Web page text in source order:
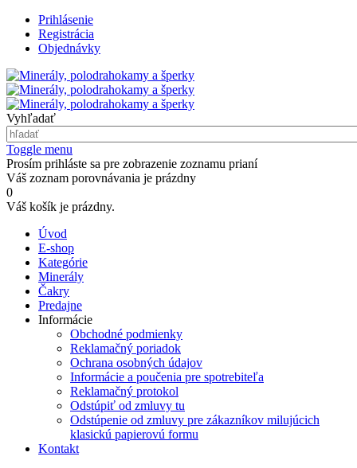
Prihlásenie
Registrácia
Objednávky
Vyhľadať
Toggle menu
Prosím prihláste sa pre zobrazenie zoznamu prianí
Váš zoznam porovnávania je prázdny
0
Váš košík je prázdny.
Úvod
E-shop
Kategórie
Minerály
Čakry
Predajne
Informácie
Obchodné podmienky
Reklamačný poriadok
Ochrana osobných údajov
Informácie a poučenia pre spotrebiteľa
Reklamačný protokol
Odstúpiť od zmluvy tu
Odstúpenie od zmluvy pre zákazníkov milujúcich
klasickú papierovú formu
Kontakt